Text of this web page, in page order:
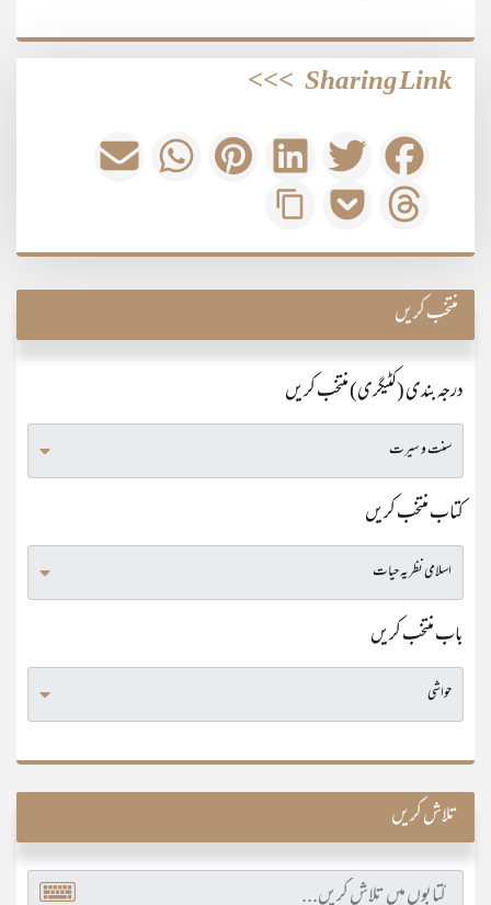
Sharing Link
>>>
منتخب کریں
درجہ بندی (کٹیگری) منتخب کریں
کتاب منتخب کریں
باب منتخب کریں
تلاش کریں